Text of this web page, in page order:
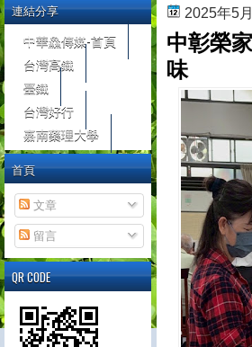
2025年5
中彰榮
味
連結分享
中華鱻傳媒-首頁
台灣高鐵
臺鐵
台灣好行
嘉南藥理大學
首頁
文章
留言
QR CODE